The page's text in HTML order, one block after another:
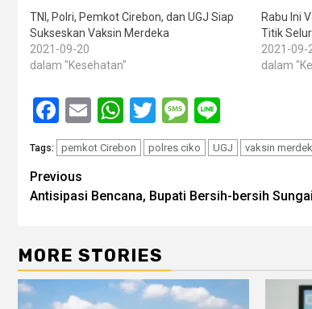
TNI, Polri, Pemkot Cirebon, dan UGJ Siap
Sukseskan Vaksin Merdeka
2021-09-20
dalam "Kesehatan"
Rabu Ini
Titik
2021-09-
dalam
Facebook
EmailWhatsApp
TwitterMessage
Tags: pemkot Cirebon polres ciko UGJ vaksin
Post
navigation
Previous
Antisipasi Bencana, Bupati Bersih-bersih
MORE STORIES